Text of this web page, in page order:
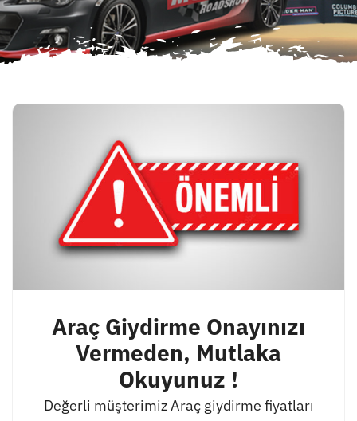
Araç Giydirme Onayınızı
Vermeden, Mutlaka
Okuyunuz !
Değerli müşterimiz Araç giydirme fiyatları